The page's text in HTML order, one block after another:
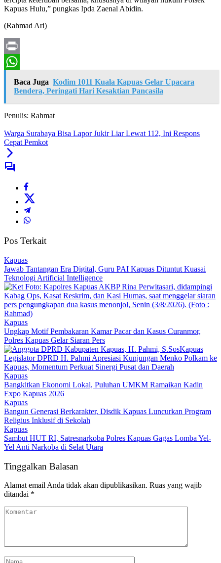
Kapuas Hulu,” pungkas Ipda Zaenal Abidin.
(Rahmad Ari)
Print
WhatsApp
Baca Juga Kodim 1011 Kuala Kapuas Gelar Upacara
Bendera, Peringati Hari Kesaktian Pancasila
Penulis: Rahmat
Warga Surabaya Bisa Lapor Jukir Liar Lewat 112, Ini Respons
Cepat Pemkot
Pos Terkait
Kapuas
Jawab Tantangan Era Digital, Guru PAI Kapuas Dituntut Kuasai
Teknologi Artificial Intelligence
Kapuas
Ungkap Motif Pembakaran Kamar Pacar dan Kasus Curanmor,
Polres Kapuas Gelar Siaran Pers
Kapuas
Legislator DPRD H. Pahmi Apresiasi Kunjungan Menko Polkam ke
Kapuas, Momentum Perkuat Sinergi Pusat dan Daerah
Kapuas
Bangkitkan Ekonomi Lokal, Puluhan UMKM Ramaikan Kadin
Expo Kapuas 2026
Kapuas
Bangun Generasi Berkarakter, Disdik Kapuas Luncurkan Program
Religius Inklusif di Sekolah
Kapuas
Sambut HUT RI, Satresnarkoba Polres Kapuas Gagas Lomba Yel-
Yel Anti Narkoba di Selat Utara
Tinggalkan Balasan
Alamat email Anda tidak akan dipublikasikan. Ruas yang wajib
ditandai *